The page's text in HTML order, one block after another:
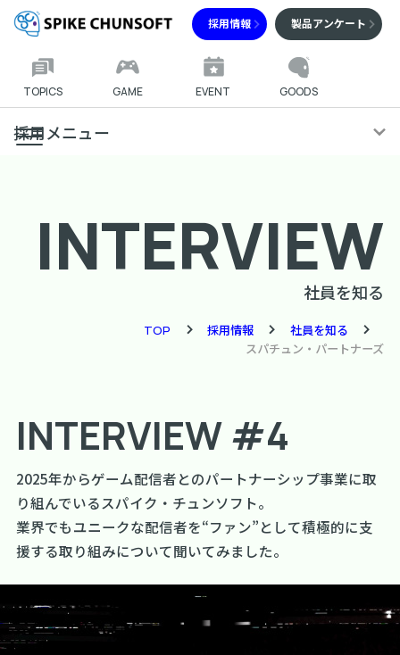
採用情報 製品アンケート
TOPICS GAME EVENT GOODS
採用メニュー
INTERVIEW
社員を知る
TOP 採用情報
社員を知る
スパチュン・パートナーズ
INTERVIEW #4
2025年からゲーム配信者とのパートナーシップ事業に取
り組んでいるスパイク・チュンソフト。
業界でもユニークな配信者を“ファン”として積極的に支
援する取り組みについて聞いてみました。